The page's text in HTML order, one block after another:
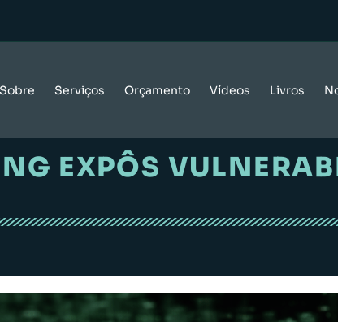
Sobre Serviços Orçamento Vídeos Livros
EXPÔS